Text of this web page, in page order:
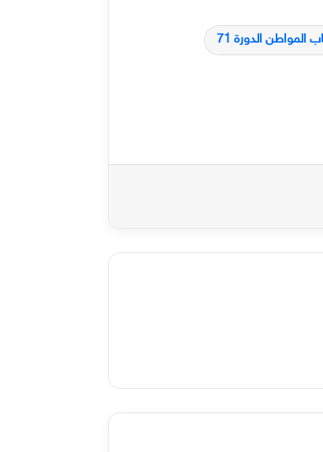
المواطن الدورة 71